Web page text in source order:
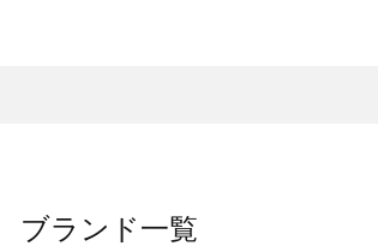
ブランド一覧